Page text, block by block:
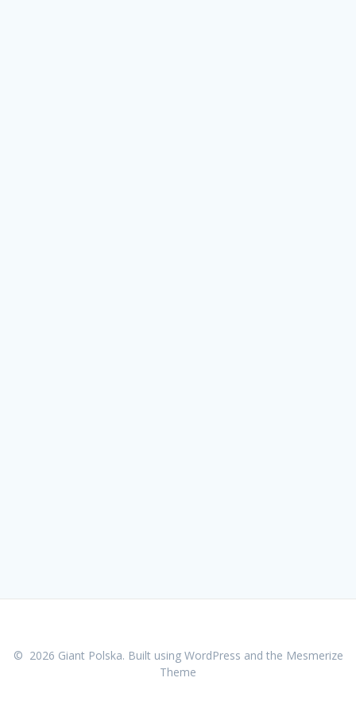
© 2026 Giant Polska. Built using WordPress and the Mesmerize
Theme